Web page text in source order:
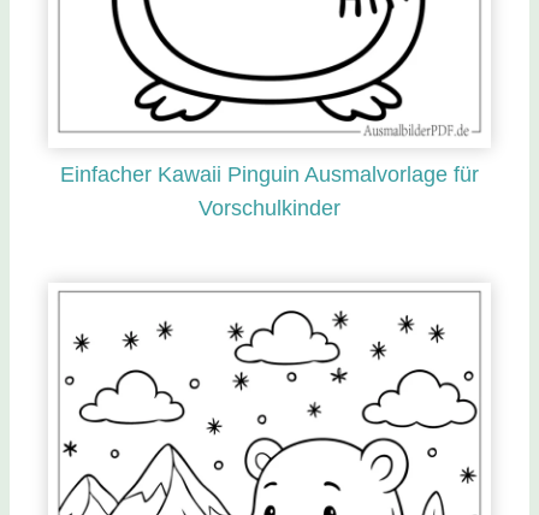
Einfacher Kawaii Pinguin Ausmalvorlage für
Vorschulkinder